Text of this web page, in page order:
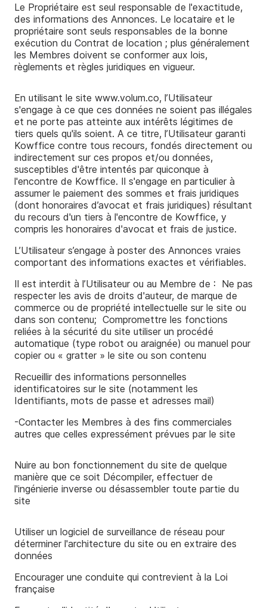
Le Propriétaire est seul responsable de l'exactitude,
des informations des Annonces. Le locataire et le
propriétaire sont seuls responsables de la bonne
exécution du Contrat de location ; plus généralement
les Membres doivent se conformer aux lois,
règlements et règles juridiques en vigueur.
En utilisant le site www.volum.co, l’Utilisateur
s'engage à ce que ces données ne soient pas illégales
et ne porte pas atteinte aux intérêts légitimes de
tiers quels qu'ils soient. A ce titre, l’Utilisateur garanti
Kowffice contre tous recours, fondés directement ou
indirectement sur ces propos et/ou données,
susceptibles d'être intentés par quiconque à
l'encontre de Kowffice. Il s'engage en particulier à
assumer le paiement des sommes et frais juridiques
(dont honoraires d’avocat et frais juridiques) résultant
du recours d'un tiers à l'encontre de Kowffice, y
compris les honoraires d'avocat et frais de justice.
L’Utilisateur s’engage à poster des Annonces vraies
comportant des informations exactes et vérifiables.
Il est interdit à l’Utilisateur ou au Membre de : ­ Ne pas
respecter les avis de droits d'auteur, de marque de
commerce ou de propriété intellectuelle sur le site ou
dans son contenu; ­ Compromettre les fonctions
reliées à la sécurité du site­ utiliser un procédé
automatique (type robot ou araignée) ou manuel pour
copier ou « gratter » le site ou son contenu
Recueillir des informations personnelles
identificatoires sur le site (notamment les
Identifiants, mots de passe et adresses mail)
-Contacter les Membres à des fins commerciales
autres que celles expressément prévues par le site
Nuire au bon fonctionnement du site de quelque
manière que ce soit ­Décompiler, effectuer de
l'ingénierie inverse ou désassembler toute partie du
site
Utiliser un logiciel de surveillance de réseau pour
déterminer l'architecture du site ou en extraire des
données
Encourager une conduite qui contrevient à la Loi
française